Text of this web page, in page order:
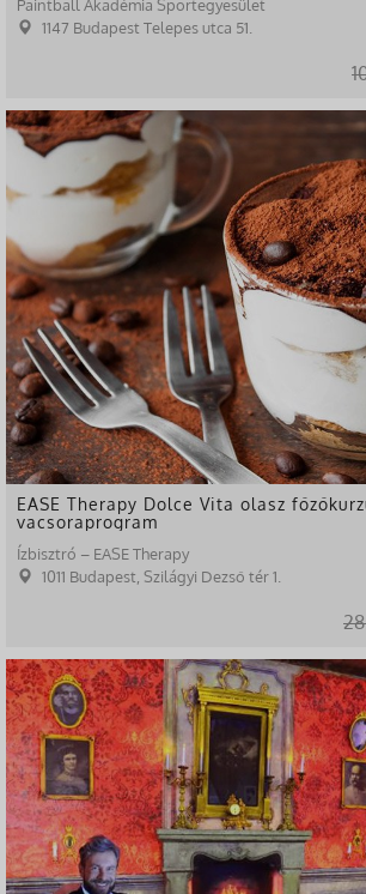
Paintball Akadémia Sportegyesület
1147 Budapest Telepes utca 51.
-33%
EASE Therapy Dolce Vita olasz
vacsoraprogram
Ízbisztró – EASE Therapy
1011 Budapest, Szilágyi Dezső tér 1.
-23%